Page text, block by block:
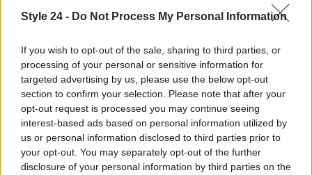
Style 24 - Do Not Process My Personal Information
If you wish to opt-out of the sale, sharing to third parties, or
processing of your personal or sensitive information for
targeted advertising by us, please use the below opt-out
section to confirm your selection. Please note that after your
opt-out request is processed you may continue seeing
interest-based ads based on personal information utilized by
us or personal information disclosed to third parties prior to
your opt-out. You may separately opt-out of the further
disclosure of your personal information by third parties on the
Ogni designer affronta il proprio debutto con un
La sfida consiste nel valorizzare il passato mentre
si proietta verso il futuro, creando collezioni che
risultino desiderabili e pertinenti per il pubblico
contemporaneo. Con ogni sfilata, la moda continua
evolversi, aprendo la strada a nuove
interpretazioni e a un rinnovato apprezzamento per
l’arte del vestirsi.